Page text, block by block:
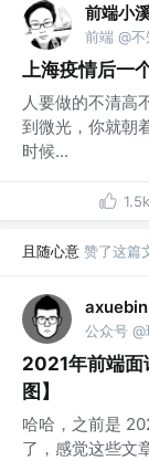
前端小
上海疫情后一
人要做的不清高
到微光，你就朝
时候...
1.5k
且随心意 赞了这篇
axuebin
2021年前端面
图】
哈哈，之前是
了，感觉这些文